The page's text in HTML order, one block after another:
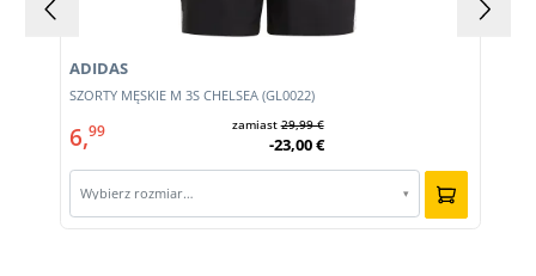
SZORTY MĘSKIE M 3S CHELSEA (GL0022)
ADIDAS
6,99 zamiast29,99 €
-23,00 €
Wybierz rozmiar… ▾